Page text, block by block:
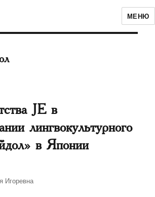
МЕНЮ
JE в
лингвокультурного
в Японии
Игоревна